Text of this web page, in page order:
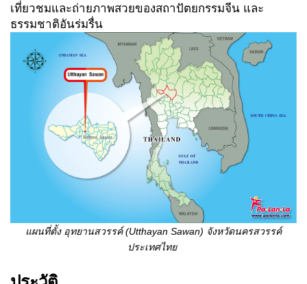
เที่ยวชมและถ่ายภาพสวยของสถาปัตยกรรมจีน และ
ธรรมชาติอันร่มรื่น
แผนที่ตั้ง อุทยานสวรรค์ (Utthayan Sawan) จังหวัดนครสวรรค์
ประเทศไทย